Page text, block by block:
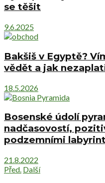
se těšit
9.6.2025
Bakšiš v Egyptě?
vědět a jak
18.5.2026
Bosenské údolí
nadčasovostí,
podzemními
21.8.2022
Před. Další